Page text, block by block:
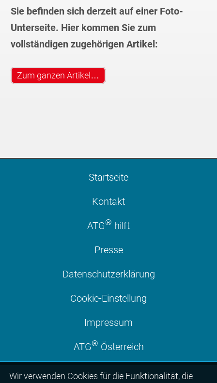
Sie befinden sich derzeit auf einer Foto-
Unterseite. Hier kommen Sie zum
vollständigen zugehörigen Artikel:
Zum ganzen Artikel…
Startseite
Kontakt
ATG® hilft
Presse
Datenschutzerklärung
Cookie-Einstellung
Impressum
ATG® Österreich
Wir ver­wen­den Cookies für die Funktio­na­lität, die